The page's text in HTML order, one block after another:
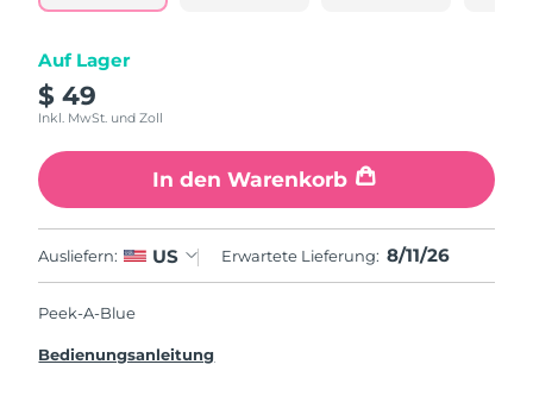
Auf Lager
$ 49
Inkl. MwSt. und Zoll
In den Warenkorb
Ausliefern: US Erwartete Lieferung: 8/11/26
Peek-A-Blue
Bedienungsanleitung